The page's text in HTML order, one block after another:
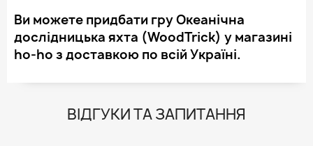
Ви можете придбати гру Океанічна
дослідницька яхта (WoodTrick) у магазині
ho-ho з доставкою по всій Україні.
ВІДГУКИ ТА ЗАПИТАННЯ